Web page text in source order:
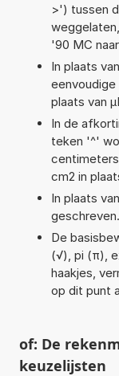
>') tussen
'90 MC
In plaats
plaats van
In de
teken '^'
cm2 in
In plaats
De
(√), pi (π),
haakjes,
op dit punt
of: De
keuzelijsten